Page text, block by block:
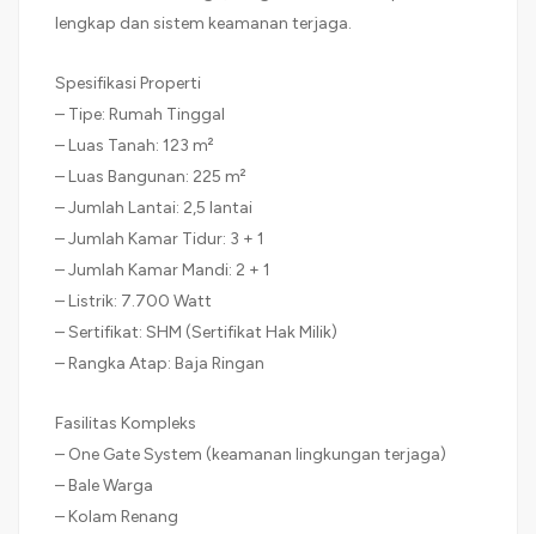
lengkap dan sistem keamanan terjaga.
Spesifikasi Properti
– Tipe: Rumah Tinggal
– Luas Tanah: 123 m²
– Luas Bangunan: 225 m²
– Jumlah Lantai: 2,5 lantai
– Jumlah Kamar Tidur: 3 + 1
– Jumlah Kamar Mandi: 2 + 1
– Listrik: 7.700 Watt
– Sertifikat: SHM (Sertifikat Hak Milik)
– Rangka Atap: Baja Ringan
Fasilitas Kompleks
– One Gate System (keamanan lingkungan terjaga)
– Bale Warga
– Kolam Renang